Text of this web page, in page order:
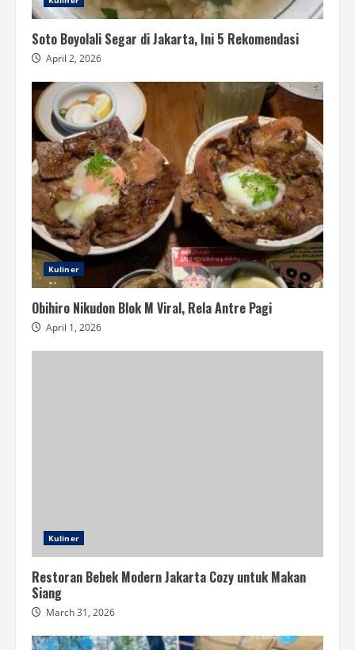
Soto Boyolali Segar di Jakarta, Ini 5 Rekomendasi
April 2, 2026
Kuliner
Obihiro Nikudon Blok M Viral, Rela Antre Pagi
April 1, 2026
Kuliner
Restoran Bebek Modern Jakarta Cozy untuk Makan
Siang
March 31, 2026